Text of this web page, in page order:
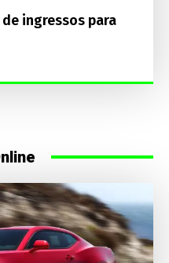
ingressos para